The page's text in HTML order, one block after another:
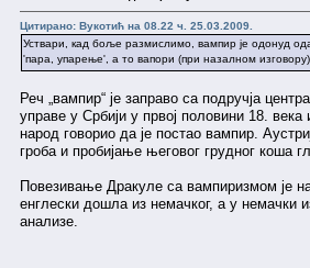
Цитирано: Вукотић на 08.22 ч. 25.03.2009.
Уствари, кад боље размислимо, вампир је одонуд
'пара, упарење', а то вапори (при назалном
Реч „вампир“ је заправо са подручја
управе у Србији у првој половини 18.
народ говорио да је постао вампир.
гроба и пробијање његовог грудног коша
Повезивање Дракуле са вампиризмом је
енглески дошла из немачког, а у немачки
анализе.